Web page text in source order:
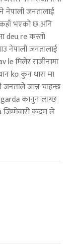
नेपाली जनतालाई
भएको छ अनि
deu re कस्तो
नेपाली जनतालाई
मिलेर राजीनामा
ko कुन धारा मा
जान्न चाहन्छ
कानुन लाग्छ
जिम्मेवारी कदम ले